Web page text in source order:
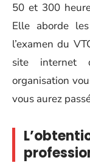
50 et 300
Elle aborde
l’examen du
site internet
organisation
vous aurez